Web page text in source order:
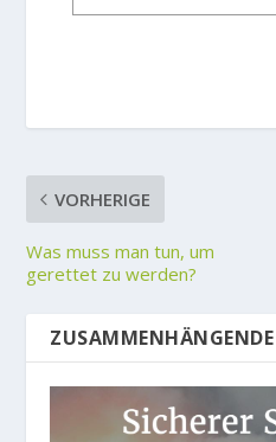
VORHERIGE
Was muss man tun, um
gerettet zu werden?